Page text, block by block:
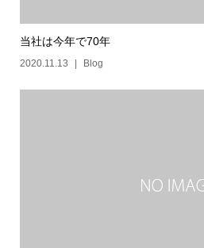
当社は今年で70年
2020.11.13 Blog